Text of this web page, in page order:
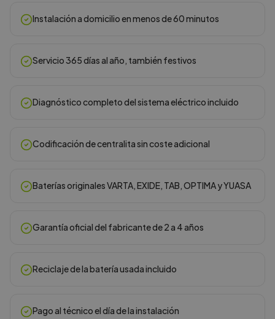
Instalación a domicilio en menos de 60 minutos
Servicio 365 días al año, también festivos
Diagnóstico completo del sistema eléctrico incluido
Codificación de centralita sin coste adicional
Baterías originales VARTA, EXIDE, TAB, OPTIMA y YUASA
Garantía oficial del fabricante de 2 a 4 años
Reciclaje de la batería usada incluido
Pago al técnico el día de la instalación